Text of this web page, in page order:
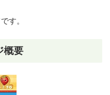
す。
概要